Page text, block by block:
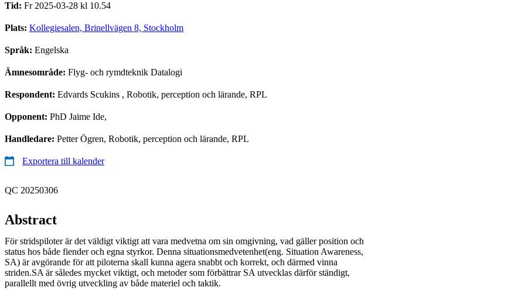
Tid: Fr 2025-03-28 kl 10.54
Plats: Kollegiesalen, Brinellvägen 8, Stockholm
Språk: Engelska
Ämnesområde: Flyg- och rymdteknik Datalogi
Respondent: Edvards Scukins , Robotik, perception och lärande, RPL
Opponent: PhD Jaime Ide,
Handledare: Petter Ögren, Robotik, perception och lärande, RPL
Exportera till kalender
QC 20250306
Abstract
För stridspiloter är det väldigt viktigt att vara medvetna om sin omgivning, vad gäller position och
status hos både fiender och egna styrkor. Denna situationsmedvetenhet(eng. Situation Awareness,
SA) är avgörande för att piloterna skall kunna agera snabbt och korrekt, och därmed vinna
striden.SA är således mycket viktigt, och metoder som förbättrar SA utvecklas därför ständigt,
parallellt med övrig utveckling av både materiel och taktik.